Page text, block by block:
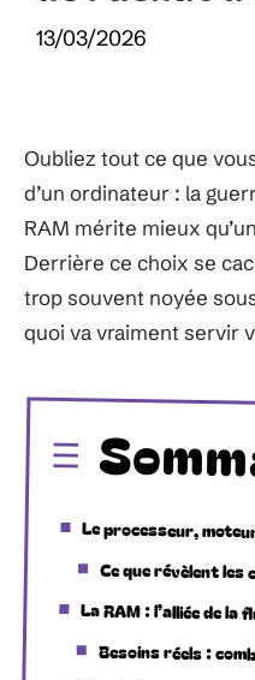
13/03/2026
Oubliez tout ce que
d’un ordinateur : la
RAM mérite mieux
Derrière ce choix se
trop souvent noyée
quoi va vraiment servir
Le processeur,
Ce que révèlent
La RAM : l’alliée de la
Besoins réels :